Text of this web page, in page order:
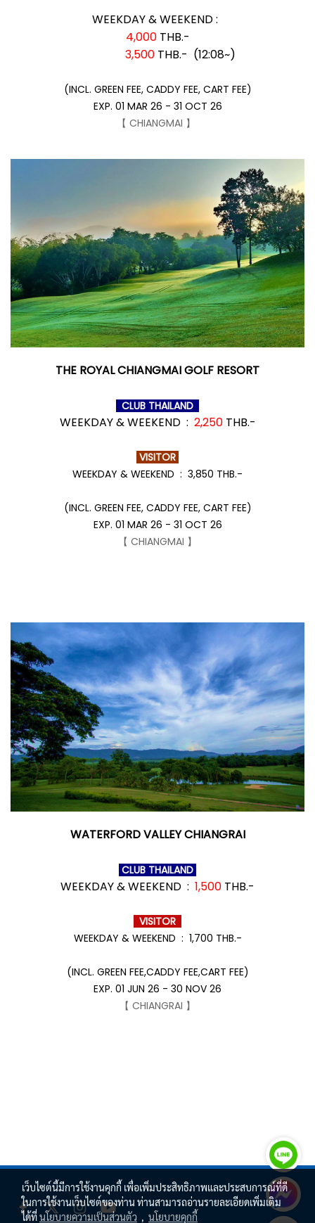
WEEKDAY & WEEKEND :
4,000THB.-
3,500THB.- (12:08~)
(INCL. GREEN FEE, CADDY FEE, CART FEE)
EXP. 01 MAR 26 - 31 OCT 26
【 CHIANGMAI 】
THE ROYAL CHIANGMAI GOLF RESORT
CLUB THAILAND
WEEKDAY & WEEKEND : 2,250THB.-
VISITOR
WEEKDAY & WEEKEND : 3,850 THB.-
(INCL. GREEN FEE, CADDY FEE, CART FEE)
EXP. 01 MAR 26 - 31 OCT 26
【 CHIANGMAI 】
WATERFORD VALLEY CHIANGRAI
CLUB THAILAND
WEEKDAY & WEEKEND : 1,500 THB.-
VISITOR
WEEKDAY & WEEKEND : 1,700 THB.-
(INCL. GREEN FEE,CADDY FEE,CART FEE)
EXP. 01 JUN 26 - 30 NOV 26
【 CHIANGRAI 】
เว็บไซต์นี้มีการใช้งานคุกกี้ เพื่อเพิ่มประสิทธิภาพและประสบการณ์ที่ดี
ในการใช้งานเว็บไซต์ของท่าน ท่านสามารถอ่านรายละเอียดเพิ่มเติม
ได้ที่นโยบายความเป็นส่วนตัว , นโยบายคุกกี้